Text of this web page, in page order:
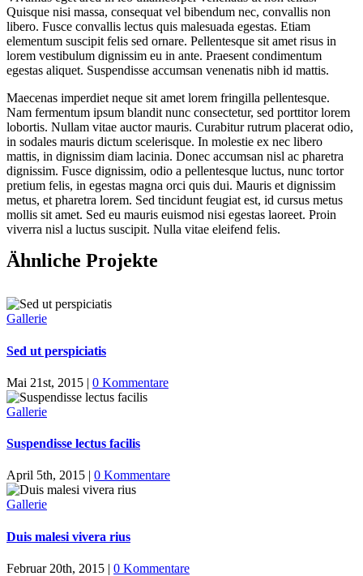
Quisque nisi massa, consequat vel bibendum nec, convallis non
libero. Fusce convallis lectus quis malesuada egestas. Etiam
elementum suscipit felis sed ornare. Pellentesque sit amet risus in
lorem vestibulum dignissim eu in ante. Praesent condimentum
egestas aliquet. Suspendisse accumsan venenatis nibh id mattis.
Maecenas imperdiet neque sit amet lorem fringilla pellentesque.
Nam fermentum ipsum blandit nunc consectetur, sed porttitor lorem
lobortis. Nullam vitae auctor mauris. Curabitur rutrum placerat odio,
in sodales mauris dictum scelerisque. In molestie ex nec libero
mattis, in dignissim diam lacinia. Donec accumsan nisl ac pharetra
dignissim. Fusce dignissim, odio a pellentesque luctus, nunc tortor
pretium felis, in egestas magna orci quis dui. Mauris et dignissim
metus, et pharetra lorem. Sed tincidunt feugiat est, id cursus metus
mollis sit amet. Sed eu mauris euismod nisi egestas laoreet. Proin
viverra nisl a luctus suscipit. Nulla vitae eleifend felis.
Ähnliche Projekte
Gallerie
Sed ut perspiciatis
Mai 21st, 2015 | 0 Kommentare
Gallerie
Suspendisse lectus facilis
April 5th, 2015 | 0 Kommentare
Gallerie
Duis malesi vivera rius
Februar 20th, 2015 | 0 Kommentare